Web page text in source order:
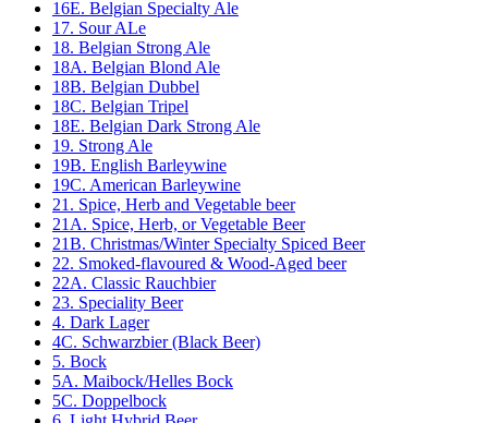
16E. Belgian Specialty Ale
17. Sour ALe
18. Belgian Strong Ale
18A. Belgian Blond Ale
18B. Belgian Dubbel
18C. Belgian Tripel
18E. Belgian Dark Strong Ale
19. Strong Ale
19B. English Barleywine
19C. American Barleywine
21. Spice, Herb and Vegetable beer
21A. Spice, Herb, or Vegetable Beer
21B. Christmas/Winter Specialty Spiced Beer
22. Smoked-flavoured & Wood-Aged beer
22A. Classic Rauchbier
23. Speciality Beer
4. Dark Lager
4C. Schwarzbier (Black Beer)
5. Bock
5A. Maibock/Helles Bock
5C. Doppelbock